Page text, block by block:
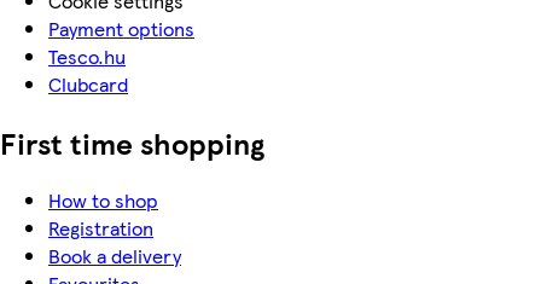
Payment options
Tesco.hu
Clubcard
First time shopping
How to shop
Registration
Book a delivery